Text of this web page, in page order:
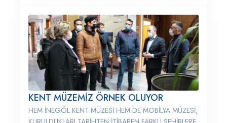
KENT MÜZEMİZ ÖRNEK OLUYOR
HEM İNEGÖL KENT MÜZESİ HEM DE MOBİLYA MÜZESİ,